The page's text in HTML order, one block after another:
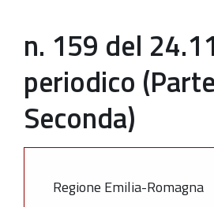
n. 159 del
periodico (Parte
Seconda)
Regione Emilia-Romagna